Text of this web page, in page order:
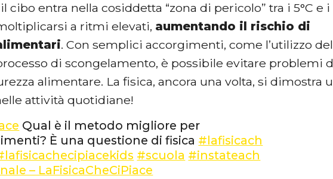
cibo entra nella cosiddetta “zona di pericolo” tra i 5°C e i
a ritmi elevati, aumentando il rischio di
. Con semplici accorgimenti, come l’utilizzo del
di scongelamento, è possibile evitare problemi
alimentare. La fisica, ancora una volta, si dimostra
attività quotidiane!
Qual è il metodo migliore per
È una questione di fisica #lafisicach
#scuola #instateach
– LaFisicaCheCiPiace